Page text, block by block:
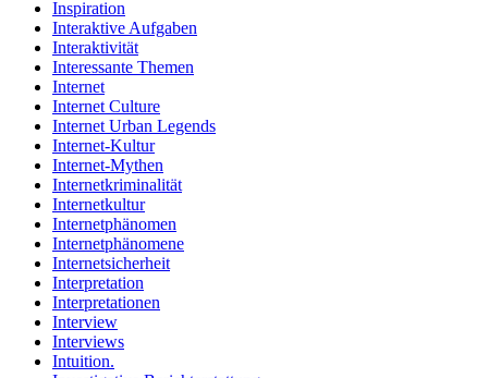
Inspiration
Interaktive Aufgaben
Interaktivität
Interessante Themen
Internet
Internet Culture
Internet Urban Legends
Internet-Kultur
Internet-Mythen
Internetkriminalität
Internetkultur
Internetphänomen
Internetphänomene
Internetsicherheit
Interpretation
Interpretationen
Interview
Interviews
Intuition.